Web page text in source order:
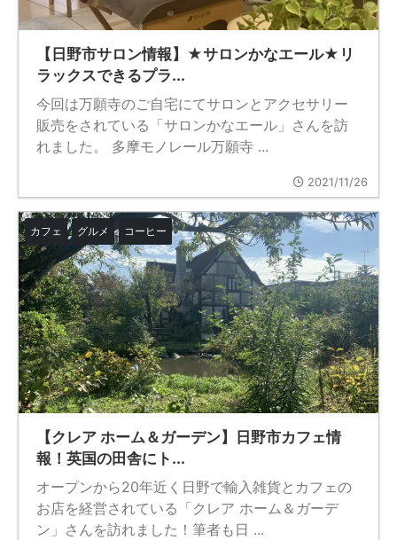
【日野市サロン情報】★サロンかなエール★リ
ラックスできるプラ...
今回は万願寺のご自宅にてサロンとアクセサリー
販売をされている「サロンかなエール」さんを訪
れました。 多摩モノレール万願寺 ...
2021/11/26
カフェ グルメ コーヒー
【クレア ホーム＆ガーデン】日野市カフェ情
報！英国の田舎にト...
オープンから20年近く日野で輸入雑貨とカフェの
お店を経営されている「クレア ホーム＆ガーデ
ン」さんを訪れました！筆者も日 ...